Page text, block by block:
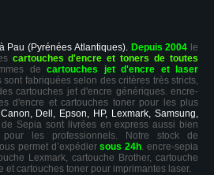
Pau (Pyrénées Atlantiques). Depuis 2004 le
cartouches d'encre et toners de toutes
de cartouches jet d'encre et laser
sont fabriquées selon des critères très stricts,
cartouches jet d'encre génériques. encre-
d'encre et cartouches toner pour les plus
Canon, Dell, Epson, HP, Lexmark, Samsung,
de Sepia sont livrées en express aussi bien
les professionnels. Notre stock de
permet d’expédiersous 24h. encre-sepia
Lexmark, cartouche Brother, cartouche
et cartouches toner pour imprimantes laser.